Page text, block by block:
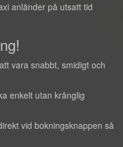
anländer på utsatt tid
vara snabbt, smidigt och
enkelt utan krånglig
vid bokningsknappen så